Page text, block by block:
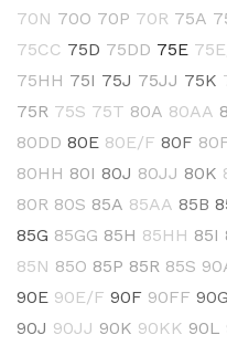
70N 70O 70P 70R 75A
75CC 75D 75DD 75E
75HH 75I 75J 75JJ 75K
75R 75S 75T 80A 80AA
80DD 80E 80E/F 80F
80HH 80I 80J 80JJ 80K
80R 80S 85A 85AA 85B
85G 85GG 85H 85HH 85I
85N 85O 85P 85R 85S
90E 90E/F 90F 90FF 90G
90J 90JJ 90K 90KK 90L